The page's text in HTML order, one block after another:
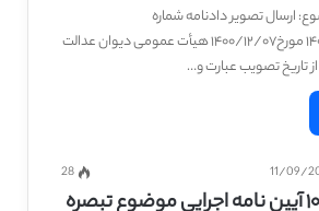
تصویر دادنامه شماره
۱۴۰۰۰۹۹۷۰۹۰۵۸۱۳۲۲۲ مورخ۱۴۰۰/۱۲/۰۷ هیأت عمومی دیوان عدالت
تاریخ تصویب عبارت و…
11/09/
28
اصلاحیه ماده ۱۰ آیین نامه اجرایی موضوع تبصره